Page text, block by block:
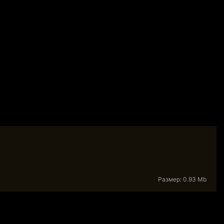
Размер: 0.93 Mb